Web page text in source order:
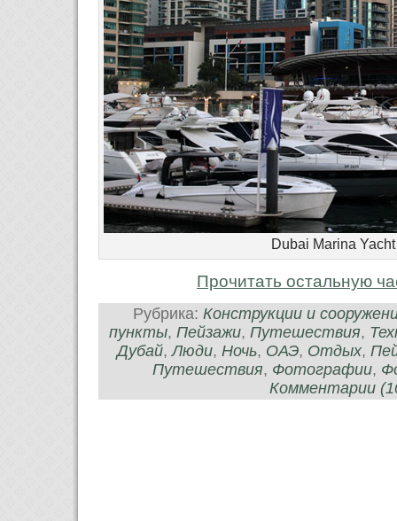
Dubai Marina
Прочитать остальную
Рубрика: Конструкции и
пункты, Пейзажи, Путешествия,
Дубай,Люди, Ночь, ОАЭ, Отдых,
Путешествия, Фотографии,
Комментарии